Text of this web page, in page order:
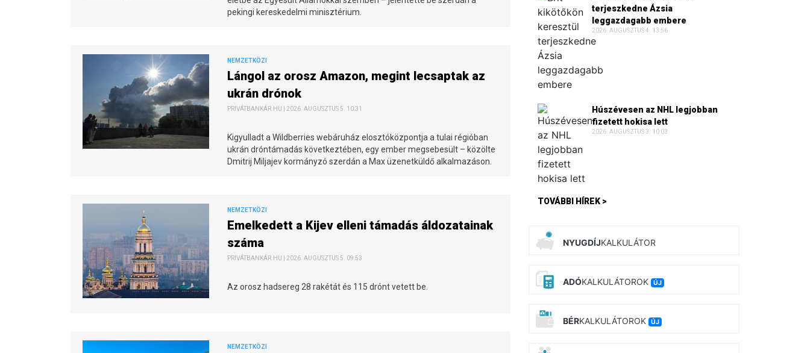
pekingi kereskedelmi minisztérium.
NEMZETKÖZI
Lángol az orosz Amazon, megint lecsaptak az
ukrán drónok
PRIVÁTBANKÁR.HU | 2026. AUGUSZTUS 5. 10:31
Kigyulladt a Wildberries webáruház elosztóközpontja a tulai régióban
ukrán dróntámadás következtében, egy ember megsebesült – közölte
Dmitrij Miljajev kormányzó szerdán a Max üzenetküldő alkalmazáson.
NEMZETKÖZI
Emelkedett a Kijev elleni támadás áldozatainak
száma
PRIVÁTBANKÁR.HU | 2026. AUGUSZTUS 5. 09:53
Az orosz hadsereg 28 rakétát és 115 drónt vetett be.
NEMZETKÖZI
terjeszkedne Ázsia
leggazdagabb embere
2026. AUGUSZTUS 4. 13:56
Húszévesen az NHL legjobban
fizetett hokisa lett
2026. AUGUSZTUS 3. 10:03
TOVÁBBI HÍREK >
NYUGDÍJKALKULÁTOR
ADÓKALKULÁTOROK ÚJ
BÉRKALKULÁTOROK ÚJ